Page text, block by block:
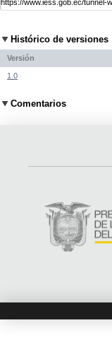
Histórico de versiones
Versión
1.0
Comentarios